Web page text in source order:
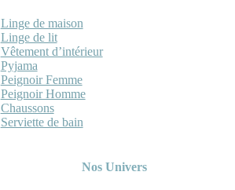
Linge de maison
Linge de lit
Vêtement d’intérieur
Pyjama
Peignoir Femme
Peignoir Homme
Chaussons
Serviette de bain
Nos Univers